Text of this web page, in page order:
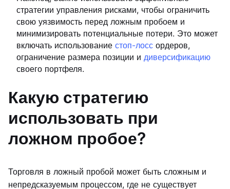
стратегии управления рисками, чтобы ограничить
свою уязвимость перед ложным пробоем и
минимизировать потенциальные потери. Это может
включать использование стоп-лосс ордеров,
ограничение размера позиции и диверсификацию
своего портфеля.
Какую стратегию
использовать при
ложном пробое?
Торговля в ложный пробой может быть сложным и
непредсказуемым процессом, где не существует